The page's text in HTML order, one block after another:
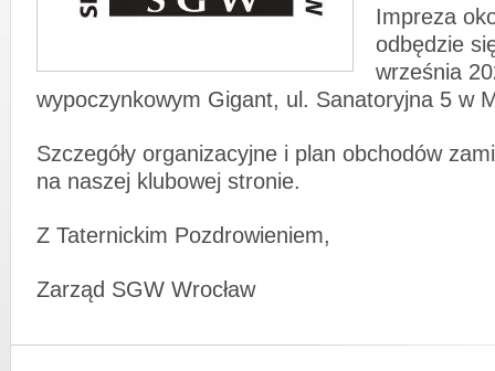
Impreza
odbędzie
września
wypoczynkowym Gigant, ul. Sanatoryjna 5 w
Szczegóły organizacyjne i plan obchodów
na naszej klubowej stronie.
Z Taternickim Pozdrowieniem,
Zarząd SGW Wrocław